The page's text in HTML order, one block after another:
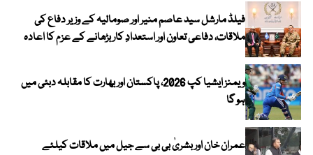
فیلڈ مارشل سید عاصم منیر اور صومالیہ کے وزیر دفاع کی
ملاقات، دفاعی تعاون اور استعدادِ کار بڑھانے کے عزم کا اعادہ
ویمنز ایشیا کپ 2026، پاکستان اور بھارت کا مقابلہ دبئی میں
ہو گا
عمران خان اور بشریٰ بی بی سے جیل میں ملاقات کیلئے